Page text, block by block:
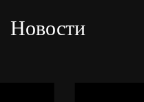
Новости